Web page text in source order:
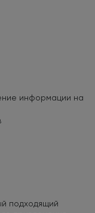
информации на
подходящий